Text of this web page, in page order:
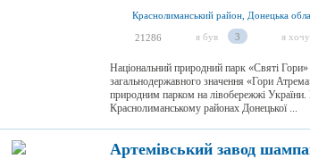
Краснолиманський район, Донецька
21286 я був 3 я
Національний природний парк «Святі
загальнодержавного значення «Гори
природним парком на лівобережжі
Краснолиманському районах Донецької ...
Артемівський завод